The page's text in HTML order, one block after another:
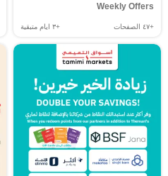
Weekly Offers
+٤٧ الصفحات +٣ ايام متبقية